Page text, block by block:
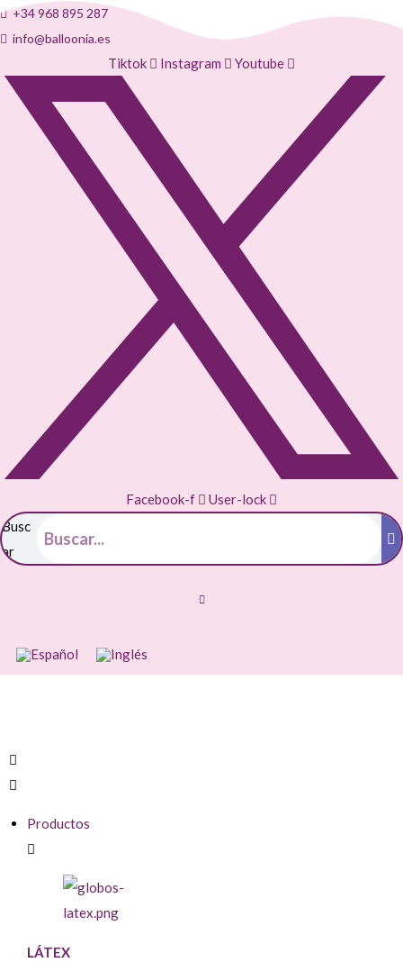
+34 968 895 287
info@balloonia.es
Tiktok Instagram Youtube
Facebook-f
User-lock
Busc
ar
Productos
LÁTEX